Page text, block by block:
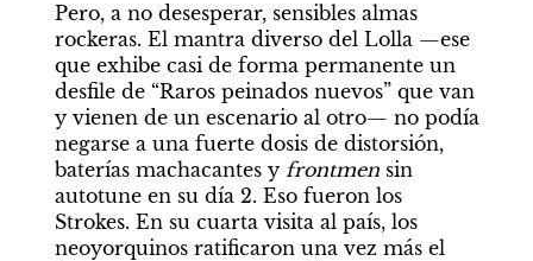
Pero, a no desesperar, sensibles almas
rockeras. El mantra diverso del Lolla —ese
que exhibe casi de forma permanente un
desfile de “Raros peinados nuevos” que van
y vienen de un escenario al otro— no podía
negarse a una fuerte dosis de distorsión,
baterías machacantes y frontmen sin
autotune en su día 2. Eso fueron los
Strokes. En su cuarta visita al país, los
neoyorquinos ratificaron una vez más el